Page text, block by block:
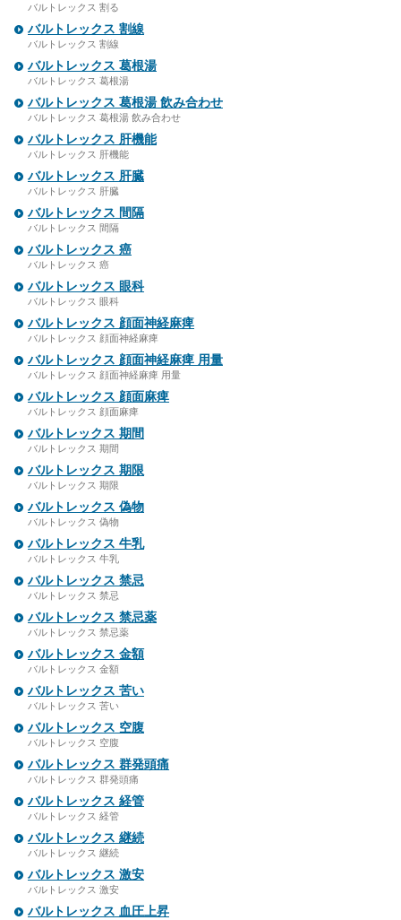
バルトレックス 割る
バルトレックス 割線
バルトレックス 割線
バルトレックス 葛根湯
バルトレックス 葛根湯
バルトレックス 葛根湯 飲み合わせ
バルトレックス 葛根湯 飲み合わせ
バルトレックス 肝機能
バルトレックス 肝機能
バルトレックス 肝臓
バルトレックス 肝臓
バルトレックス 間隔
バルトレックス 間隔
バルトレックス 癌
バルトレックス 癌
バルトレックス 眼科
バルトレックス 眼科
バルトレックス 顔面神経麻痺
バルトレックス 顔面神経麻痺
バルトレックス 顔面神経麻痺 用量
バルトレックス 顔面神経麻痺 用量
バルトレックス 顔面麻痺
バルトレックス 顔面麻痺
バルトレックス 期間
バルトレックス 期間
バルトレックス 期限
バルトレックス 期限
バルトレックス 偽物
バルトレックス 偽物
バルトレックス 牛乳
バルトレックス 牛乳
バルトレックス 禁忌
バルトレックス 禁忌
バルトレックス 禁忌薬
バルトレックス 禁忌薬
バルトレックス 金額
バルトレックス 金額
バルトレックス 苦い
バルトレックス 苦い
バルトレックス 空腹
バルトレックス 空腹
バルトレックス 群発頭痛
バルトレックス 群発頭痛
バルトレックス 経管
バルトレックス 経管
バルトレックス 継続
バルトレックス 継続
バルトレックス 激安
バルトレックス 激安
バルトレックス 血圧上昇